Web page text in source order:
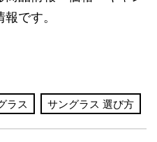
です。
ラス サングラス 選び方